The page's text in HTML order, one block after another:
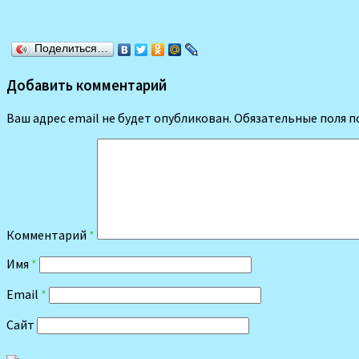
Поделиться…
Добавить комментарий
Ваш адрес email не будет опубликован. Обязательные поля
Комментарий *
Имя *
Email *
Сайт